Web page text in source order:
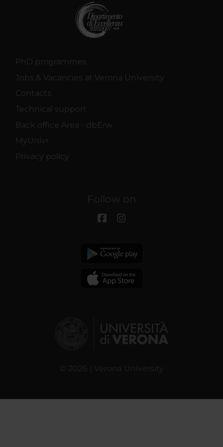
PhD programmes
Jobs & Vacancies at Verona University
Contacts
Technical support
Back office Area - dbErw
MyUnivr
Privacy policy
Follow on
© 2026 | Verona University